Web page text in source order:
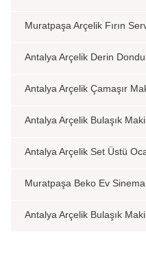
Muratpaşa Arçelik Fırın
Antalya Arçelik Derin
Antalya Arçelik Çamaşır
Antalya Arçelik Bulaşık
Antalya Arçelik Set Üstü
Muratpaşa Beko Ev Sinema
Antalya Arçelik Bulaşık